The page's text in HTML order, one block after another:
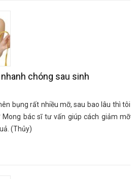
chóng sau sinh
bụng rất nhiều mỡ, sau bao lâu thì tôi
Mong bác sĩ tư vấn giúp cách giảm mỡ
(Thủy)